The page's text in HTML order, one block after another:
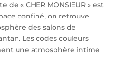
de « CHER MONSIEUR » est
confiné, on retrouve
des salons de
Les codes couleurs
une atmosphère intime